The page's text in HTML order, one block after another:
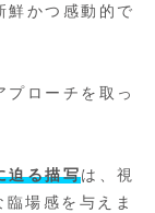
鮮かつ感動的で
ローチを取っ
迫る描写は、視
場感を与えま